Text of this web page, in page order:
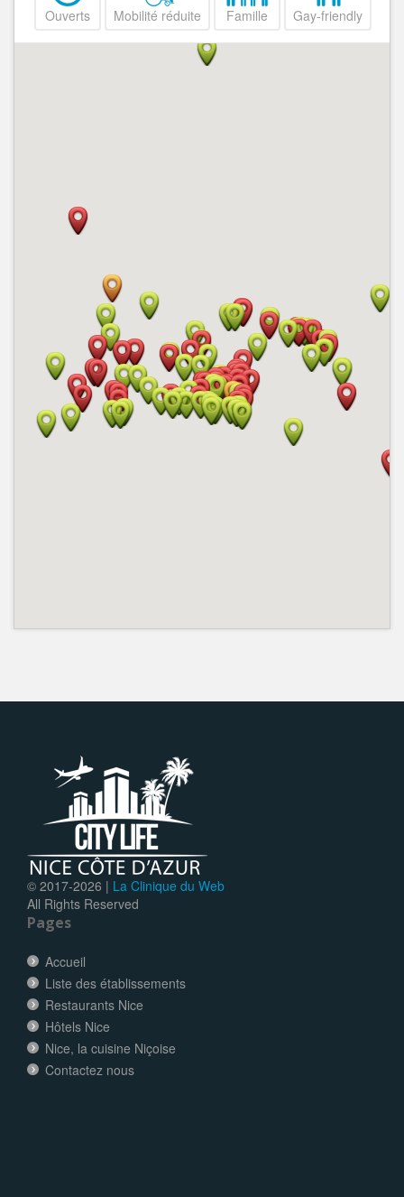
Ouverts Mobilité réduite Famille Gay-friendly
© 2017-2026 | La Clinique du Web
All Rights Reserved
Pages
Accueil
Liste des établissements
Restaurants Nice
Hôtels Nice
Nice, la cuisine Niçoise
Contactez nous